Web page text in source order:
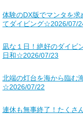
体験のDX版でマンタを求
てダイビング☆2026/07/
凪な１日！絶好のダイビ
日和☆2026/07/23
北端の灯台を海から臨む
☆2026/07/22
連休も無事終了！たくさ